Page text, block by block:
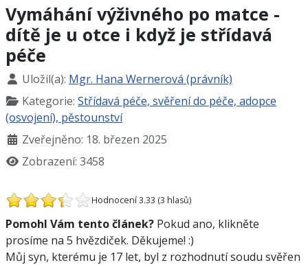
Vymáhání výživného po matce -
dítě je u otce i když je střídavá
péče
Základní údaje
Uložil(a): Mgr. Hana Wernerová (právník)
Kategorie: Střídavá péče, svěření do péče, adopce
(osvojení), pěstounství
Zveřejněno: 18. březen 2025
Zobrazení: 3458
Hodnocení 3.33 (3 hlasů)
Pomohl Vám tento článek? Pokud ano, klikněte
prosíme na 5 hvězdiček. Děkujeme! :)
Můj syn, kterému je 17 let, byl z rozhodnutí soudu svěřen